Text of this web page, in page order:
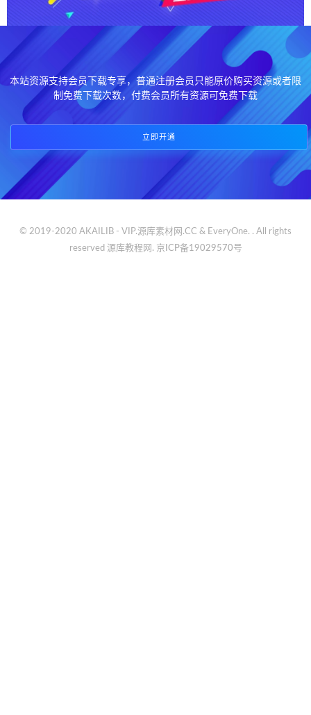
本站资源支持会员下载专享，普通注册会员只能原价购买资源或者限
制免费下载次数，付费会员所有资源可免费下载
立即开通
© 2019-2020 AKAILIB - VIP.源库素材网.CC & EveryOne. . All rights
reserved 源库教程网. 京ICP备19029570号